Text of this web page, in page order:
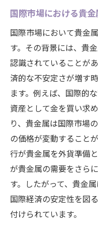
国際市場における貴
国際市場において貴金
す。その背景には、貴
認識されていることが
済的な不安定さが増す
ます。例えば、国際的
資産として金を買い求
り、貴金属は国際市場
の価格が変動すること
行が貴金属を外貨準備
が貴金属の需要をさら
す。したがって、貴金
国際経済の安定性を図
付けられています。